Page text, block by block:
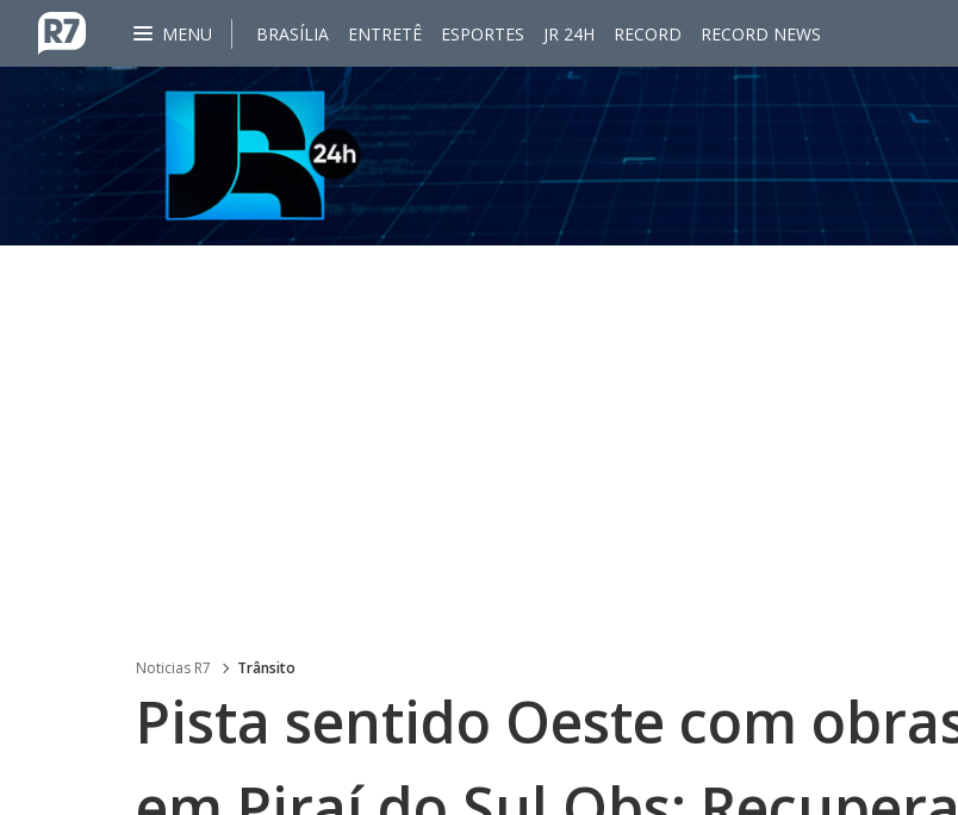
MENU BRASÍLIA ENTRETÊ ESPORTES JR 24H RECORD RECORD NEWS
Noticias R7 Trânsito
Pista sentido Oeste com